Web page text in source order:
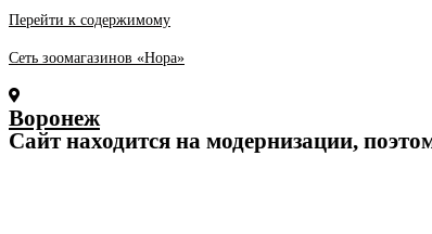
Перейти к содержимому
Сеть зоомагазинов «Нора»
Воронеж
Cайт находится на модернизации,